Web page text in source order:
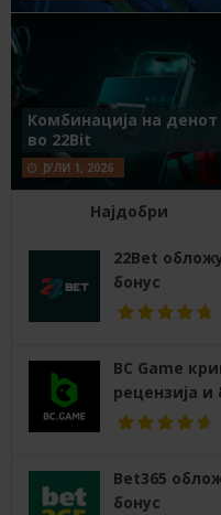
Комбинација на денот
во 22Bit
ЈУЛИ 1, 2026
Најдобри
22Bet
бонус
BC Game
рецензија и
Bet365
бонус